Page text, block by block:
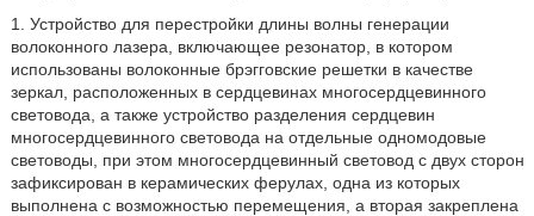
1. Устройство для перестройки длины волны генерации
волоконного лазера, включающее резонатор, в котором
использованы волоконные брэгговские решетки в качестве
зеркал, расположенных в сердцевинах многосердцевинного
световода, а также устройство разделения сердцевин
многосердцевинного световода на отдельные одномодовые
световоды, при этом многосердцевинный световод с двух сторон
зафиксирован в керамических ферулах, одна из которых
выполнена с возможностью перемещения, а вторая закреплена